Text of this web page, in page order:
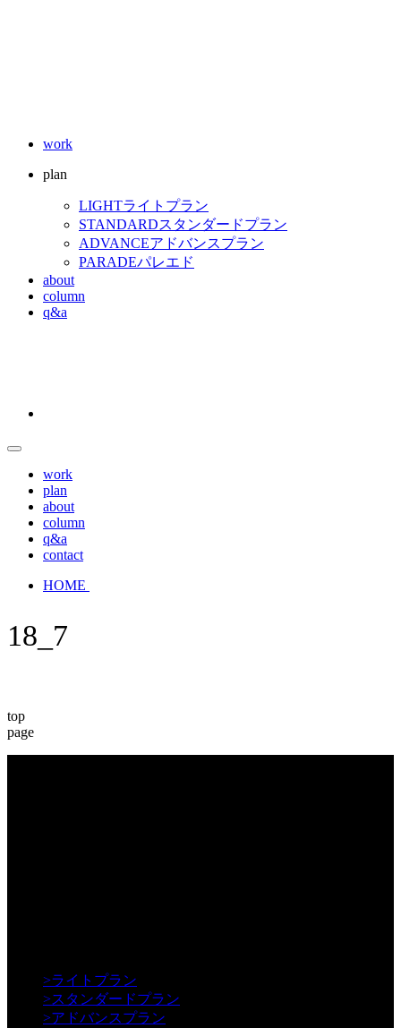
work
plan
LIGHTライトプラン
STANDARDスタンダードプラン
ADVANCEアドバンスプラン
PARADEパレエド
about
column
q&a
work
plan
about
column
q&a
contact
HOME
18_7
top
page
>ライトプラン
>スタンダードプラン
>アドバンスプラン